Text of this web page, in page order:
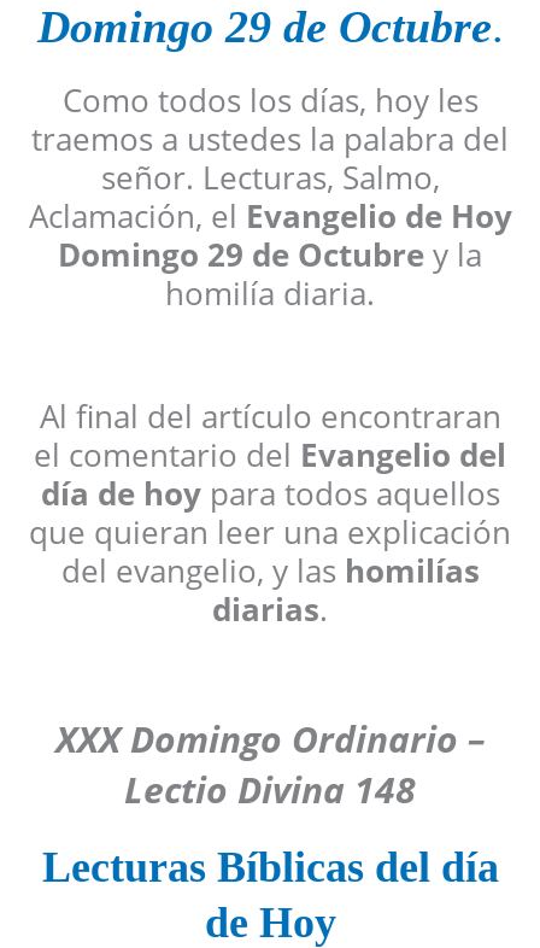
Domingo 29 de Octubre.
Como todos los días, hoy les
traemos a ustedes la palabra del
señor. Lecturas, Salmo,
Aclamación, el Evangelio de Hoy
Domingo 29 de Octubrey la
homilía diaria.
Al final del artículo encontraran
el comentario del Evangelio del
día de hoypara todos aquellos
que quieran leer una explicación
del evangelio, y las homilías
diarias.
XXX Domingo Ordinario –
Lectio Divina 148
Lecturas Bíblicas del día
de Hoy